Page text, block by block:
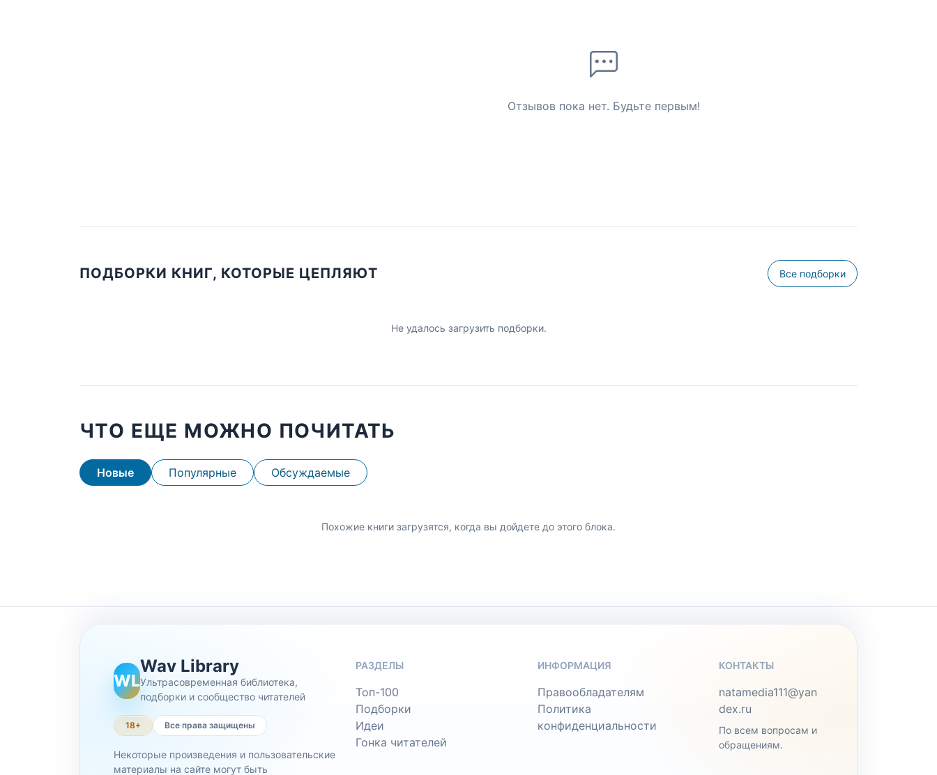
Отзывов пока нет. Будьте первым!
ПОДБОРКИ КНИГ, КОТОРЫЕ ЦЕПЛЯЮТ Все подборки
Не удалось загрузить подборки.
ЧТО ЕЩЕ МОЖНО ПОЧИТАТЬ
Новые Популярные Обсуждаемые
Похожие книги загрузятся, когда вы дойдете до этого блока.
WL
Wav Library
Ультрасовременная библиотека,
подборки и сообщество читателей
18+ Все права защищены
Некоторые произведения и пользовательские
материалы на сайте могут быть
РАЗДЕЛЫ
Топ-100
Подборки
Идеи
Гонка читателей
ИНФОРМАЦИЯ
Правообладателям
Политика
конфиденциальности
КОНТАКТЫ
natamedia111@yan
dex.ru
По всем вопросам и
обращениям.